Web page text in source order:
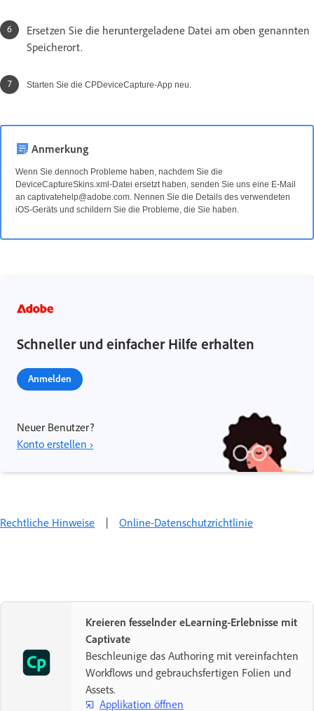
Ersetzen Sie die heruntergeladene Datei am oben genannten
Speicherort.
Starten Sie die CPDeviceCapture-App neu.
Anmerkung
Wenn Sie dennoch Probleme haben, nachdem Sie die
DeviceCaptureSkins.xml-Datei ersetzt haben, senden Sie uns eine E-Mail
an captivatehelp@adobe.com. Nennen Sie die Details des verwendeten
iOS-Geräts und schildern Sie die Probleme, die Sie haben.
Schneller und einfacher Hilfe erhalten
Anmelden
Neuer Benutzer?
Konto erstellen ›
Rechtliche Hinweise | Online-Datenschutzrichtlinie
Kreieren fesselnder eLearning-Erlebnisse mit
Captivate
Beschleunige das Authoring mit vereinfachten
Workflows und gebrauchsfertigen Folien und
Assets.
Applikation öffnen